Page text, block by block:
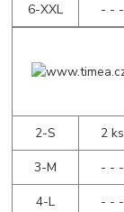
6-XXL
- - -
2-S
2 ks
3-M
- - -
4-L
- - -